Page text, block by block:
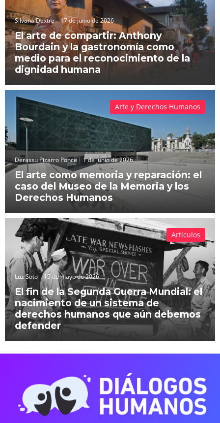
Silvana Dextre 17 de junio de 2026
El arte de compartir: Anthony
Bourdain y la gastronomía como
medio para el reconocimiento de la
dignidad humana
Derassu Pizarro Ponce 1 de junio de 2026
El arte como memoria y reparación: el
caso del Museo de la Memoria y los
Derechos Humanos
Arte y Derechos Humanos
Luz Soto 15 de mayo de 2026
El fin de la Segunda Guerra Mundial: el
nacimiento de un sistema de
derechos humanos que aún debemos
defender
Artículos